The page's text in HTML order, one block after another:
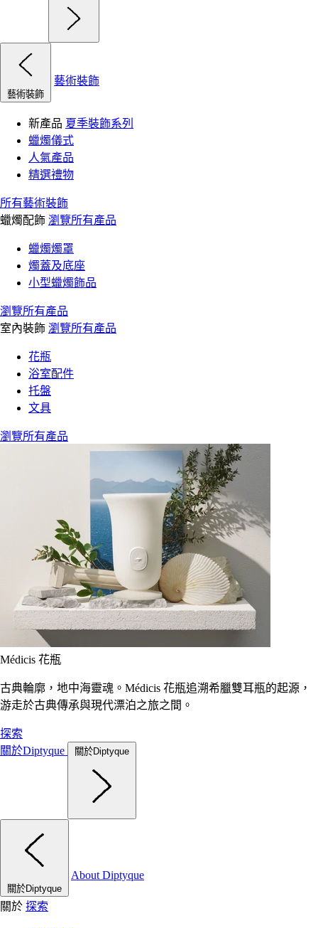
藝術裝飾
藝術裝飾
新產品 夏季裝飾系列
蠟燭儀式
人氣產品
精選禮物
所有藝術裝飾
蠟燭配飾 瀏覽所有產品
蠟燭燭罩
燭蓋及底座
小型蠟燭飾品
瀏覽所有產品
室內裝飾 瀏覽所有產品
花瓶
浴室配件
托盤
文具
瀏覽所有產品
Médicis 花瓶
古典輪廓，地中海靈魂。Médicis 花瓶追溯希臘雙耳瓶的起源，
游走於古典傳承與現代漂泊之旅之間。
探索
關於Diptyque
關於Diptyque
關於Diptyque
About Diptyque
關於 探索